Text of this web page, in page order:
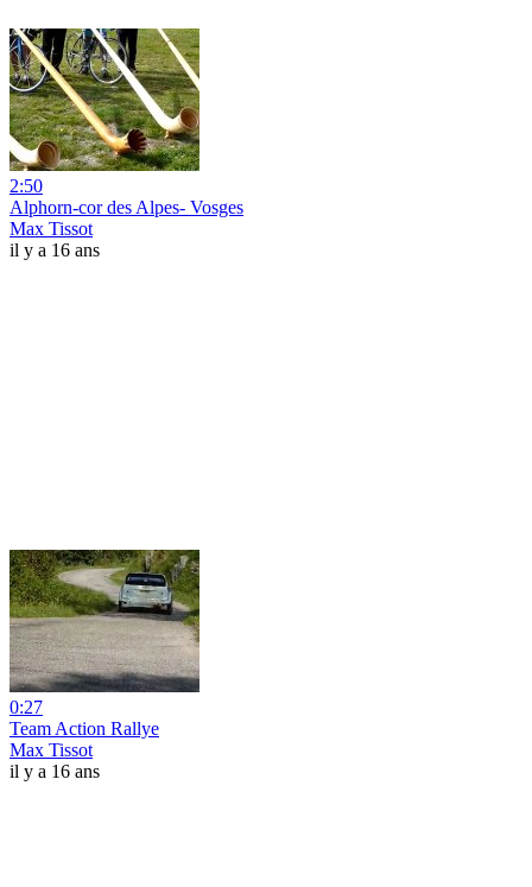
2:50
Alphorn-cor des Alpes- Vosges
Max Tissot
il y a 16 ans
0:27
Team Action Rallye
Max Tissot
il y a 16 ans